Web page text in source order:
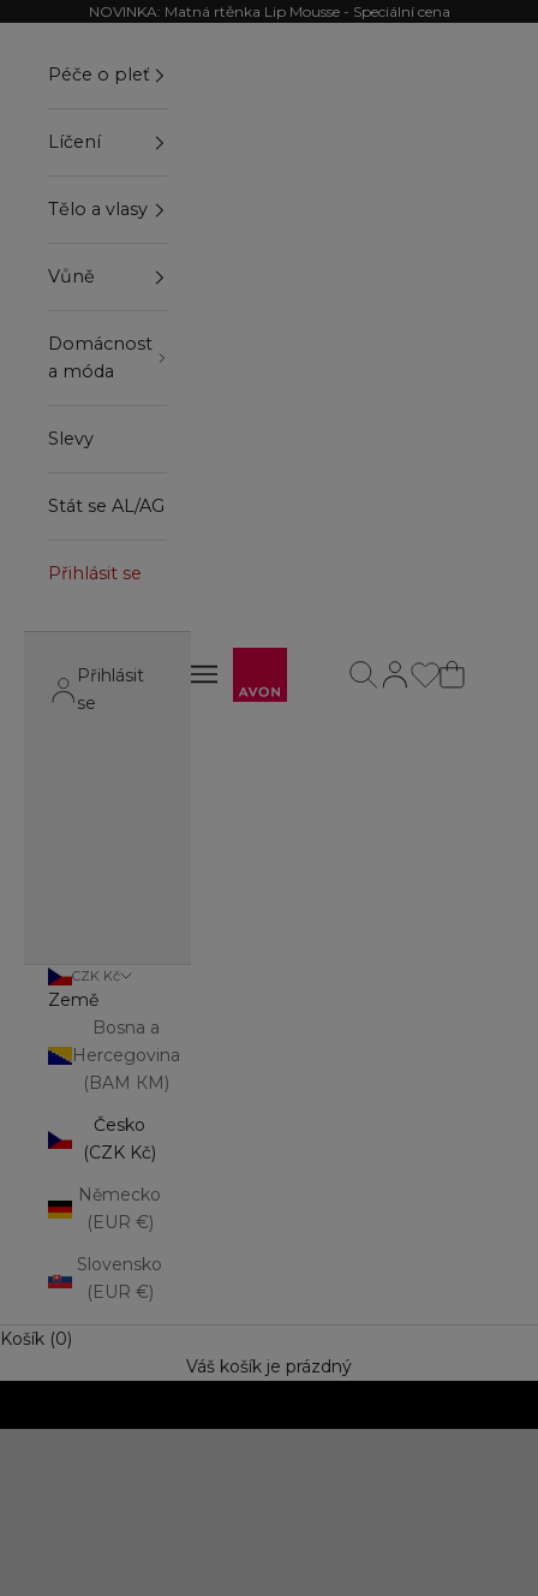
Přejít na obsahNOVINKA: Matná rtěnka Lip Mousse - Speciální cena
Otevřít navigační menu
Otevřít navigační menu
Otevřít stránku
Otevřít vyhledávání
Péče o pleť
Líčení
Tělo a vlasy
Vůně
Domácnost
a móda
Slevy
Stát se AL/AG
Přihlásit se
Přihlásit
se
CZK Kč
Země
Bosna a
Hercegovina
(BAM КМ)
Česko
(CZK Kč)
Německo
(EUR €)
Slovensko
(EUR €)
Košík (0)
Váš košík je prázdný